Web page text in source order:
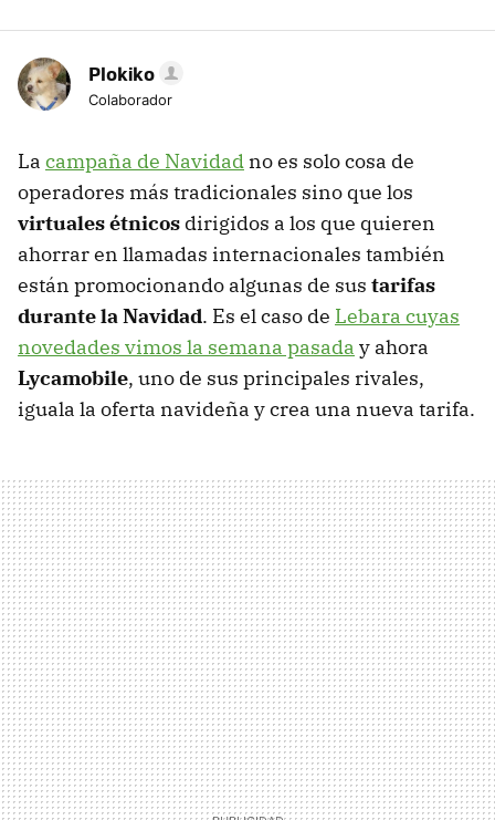
Plokiko
Colaborador
La campaña de Navidad no es solo cosa de
operadores más tradicionales sino que los
virtuales étnicos dirigidos a los que quieren
ahorrar en llamadas internacionales también
están promocionando algunas de sus tarifas
durante la Navidad. Es el caso de Lebara cuyas
novedades vimos la semana pasada y ahora
Lycamobile, uno de sus principales rivales,
iguala la oferta navideña y crea una nueva tarifa.